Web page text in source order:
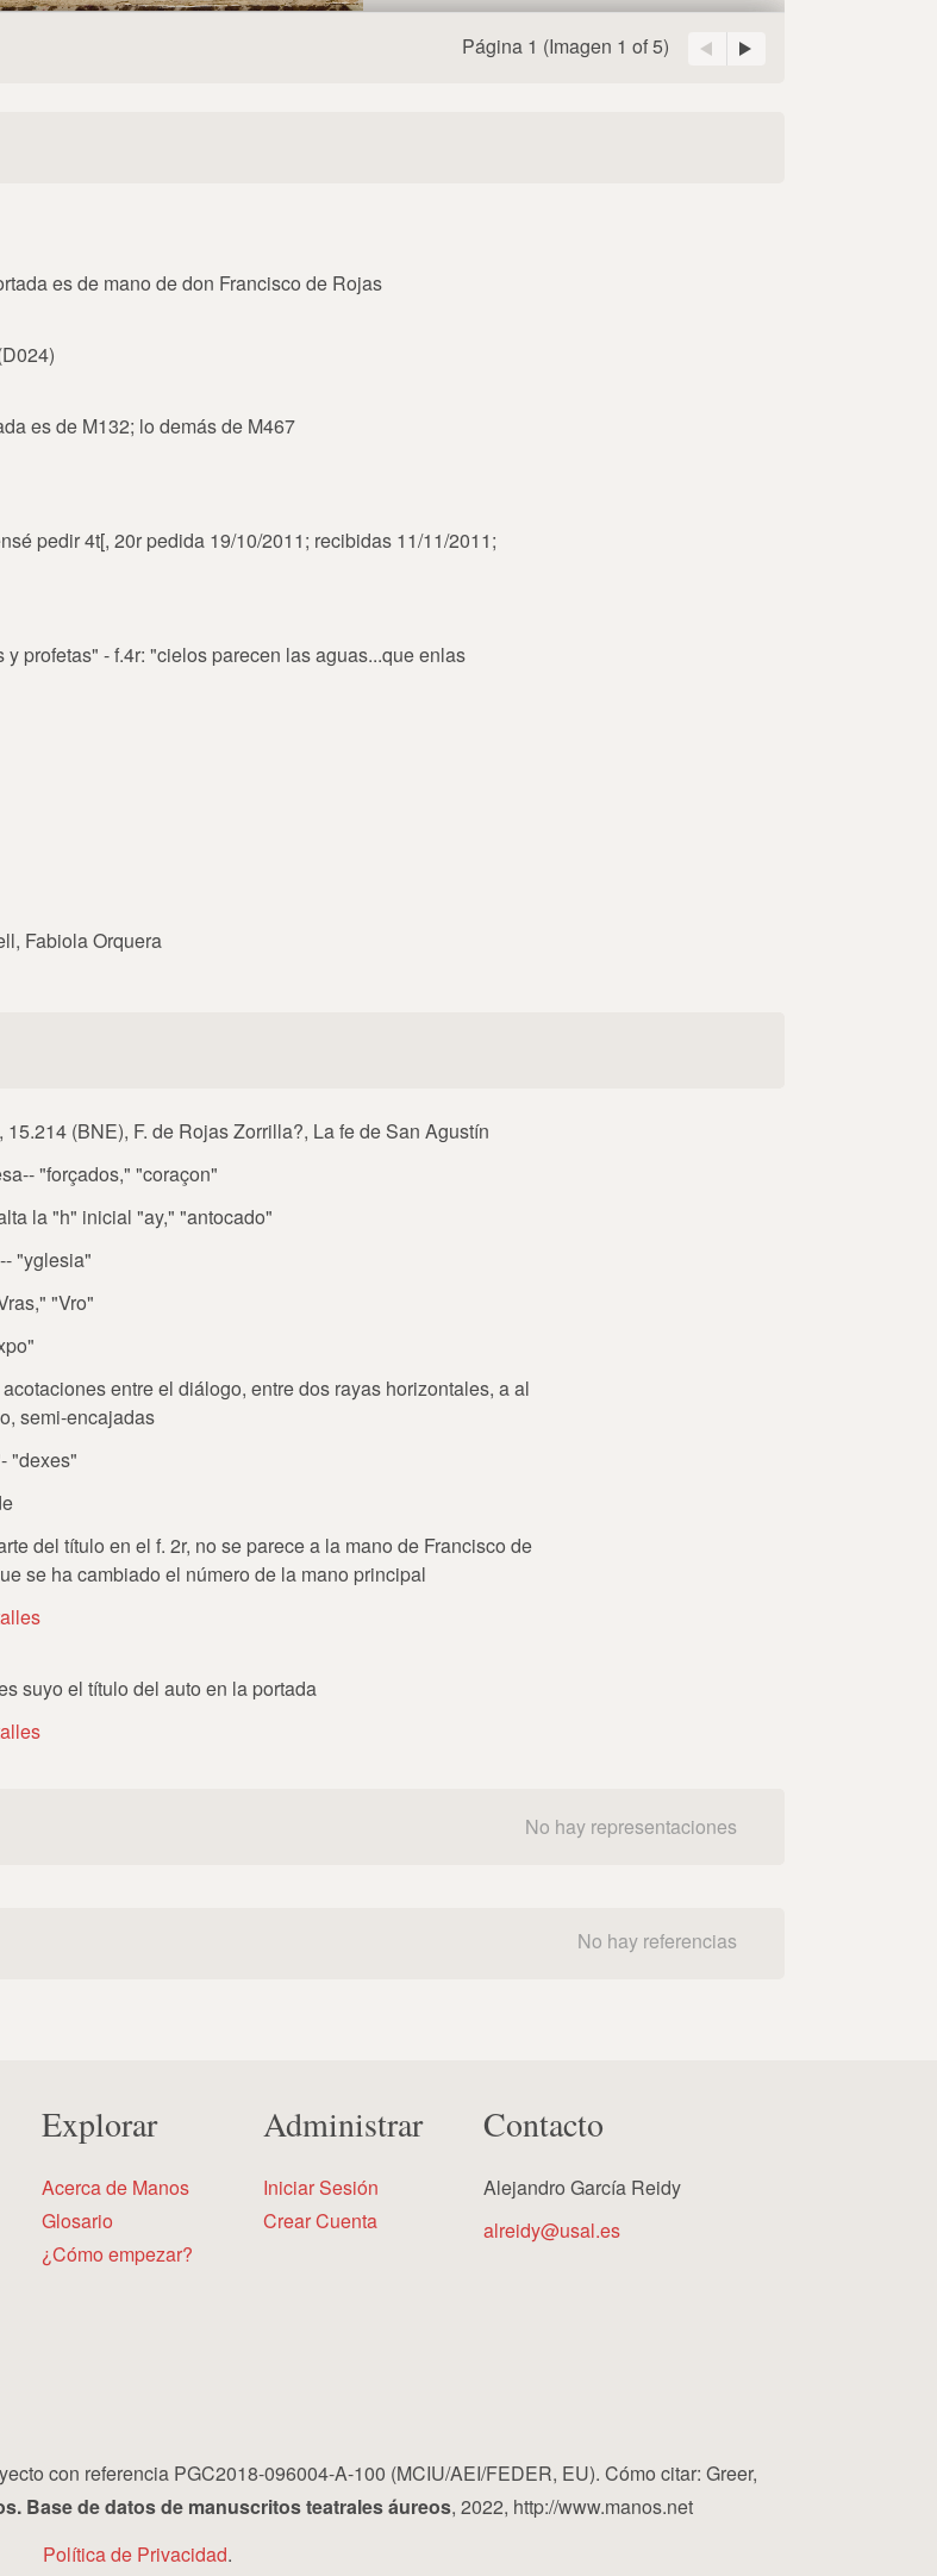
Página 1 (Imagen 1 of 5)
es de mano de don Francisco de Rojas
es de M132; lo demás de M467
pedir 4t[, 20r pedida 19/10/2011; recibidas 11/11/2011;
profetas" - f.4r: "cielos parecen las aguas...que enlas
Fabiola Orquera
15.214 (BNE), F. de Rojas Zorrilla?, La fe de San Agustín
"forçados," "coraçon"
la "h" inicial "ay," "antocado"
"yglesia"
"Vro"
entre el diálogo, entre dos rayas horizontales, a al
semi-encajadas
"dexes"
del título en el f. 2r, no se parece a la mano de Francisco de
se ha cambiado el número de la mano principal
suyo el título del auto en la portada
No hay representaciones
No hay referencias
Explorar
Acerca de Manos
Glosario
¿Cómo empezar?
Administrar
Iniciar Sesión
Crear Cuenta
Contacto
Alejandro García Reidy
alreidy@usal.es
con referencia PGC2018-096004-A-100 (MCIU/AEI/FEDER, EU). Cómo citar: Greer,
Base de datos de manuscritos teatrales áureos, 2022, http://www.manos.net
Política de Privacidad.